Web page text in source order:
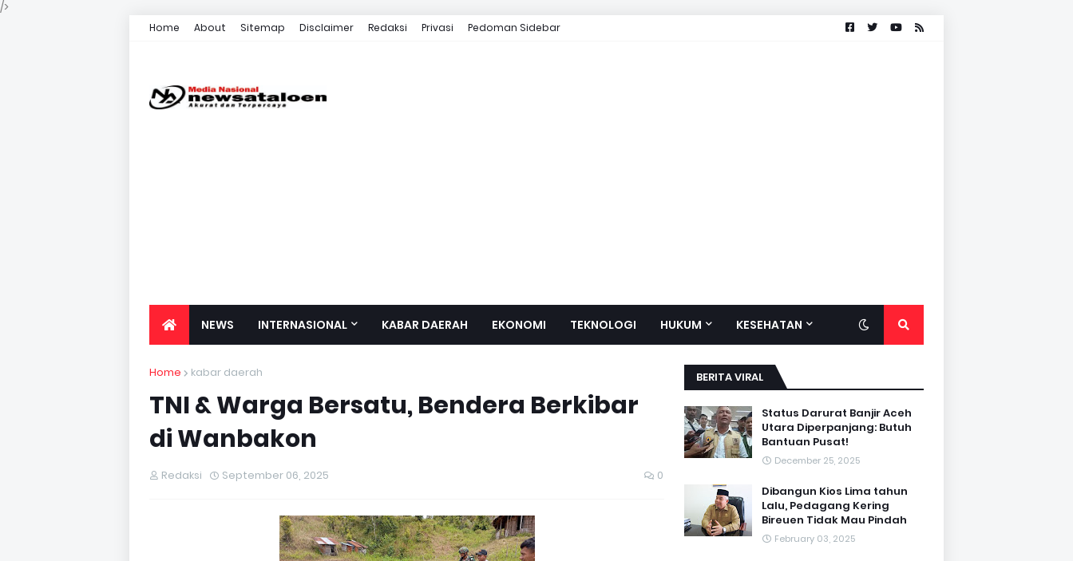
/>
Home About Sitemap Disclaimer Redaksi Privasi Pedoman Sidebar
NEWS INTERNASIONAL KABAR DAERAH EKONOMI TEKNOLOGI HUKUM KESEHATAN
Home kabar daerah
TNI & Warga Bersatu, Bendera Berkibar
di Wanbakon
Redaksi September 06, 2025 0
BERITA VIRAL
Status Darurat Banjir Aceh
Utara Diperpanjang: Butuh
Bantuan Pusat!
December 25, 2025
Dibangun Kios Lima tahun
Lalu, Pedagang Kering
Bireuen Tidak Mau Pindah
February 03, 2025